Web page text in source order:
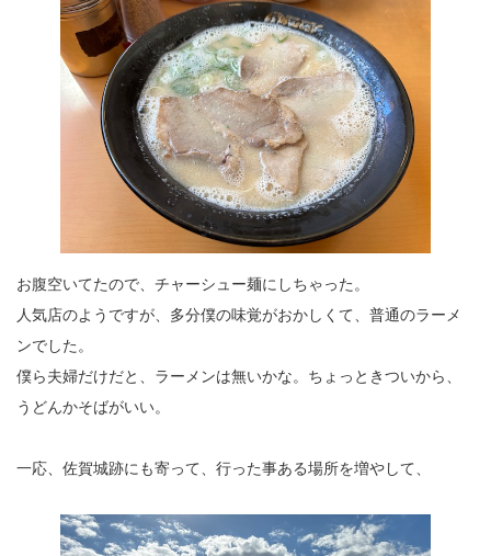
お腹空いてたので、チャーシュー麺にしちゃった。
人気店のようですが、多分僕の味覚がおかしくて、普通のラーメ
ンでした。
僕ら夫婦だけだと、ラーメンは無いかな。ちょっときついから、
うどんかそばがいい。
一応、佐賀城跡にも寄って、行った事ある場所を増やして、